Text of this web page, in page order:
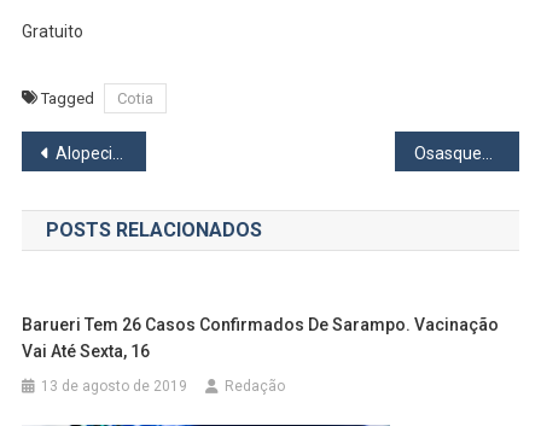
Gratuito
Tagged Cotia
Navegação
de
Post
Alopecia Areata
POSTS RELACIONADOS
Barueri Tem 26 Casos Confirmados De Sarampo. Vacinação
Vai Até Sexta, 16
13 de agosto de 2019 Redação